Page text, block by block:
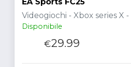
Videogiochi - Xbox series X
Disponibile
€29.99